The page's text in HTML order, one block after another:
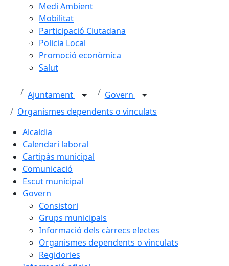
Medi Ambient
Mobilitat
Participació Ciutadana
Policia Local
Promoció econòmica
Salut
Ajuntament
Govern
Organismes dependents o vinculats
Alcaldia
Calendari laboral
Cartipàs municipal
Comunicació
Escut municipal
Govern
Consistori
Grups municipals
Informació dels càrrecs electes
Organismes dependents o vinculats
Regidories